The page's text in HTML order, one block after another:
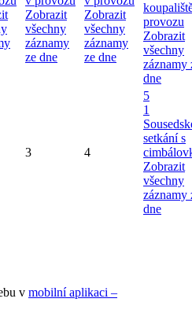
Zobrazit
všechny
záznamy
ze dne
Zobrazit
všechny
záznamy
ze dne
provozu
Zobrazit
všechny
záznamy
dne
3 4
5
1
setkání s
Zobrazit
všechny
záznamy
dne
v mobilní aplikaci –